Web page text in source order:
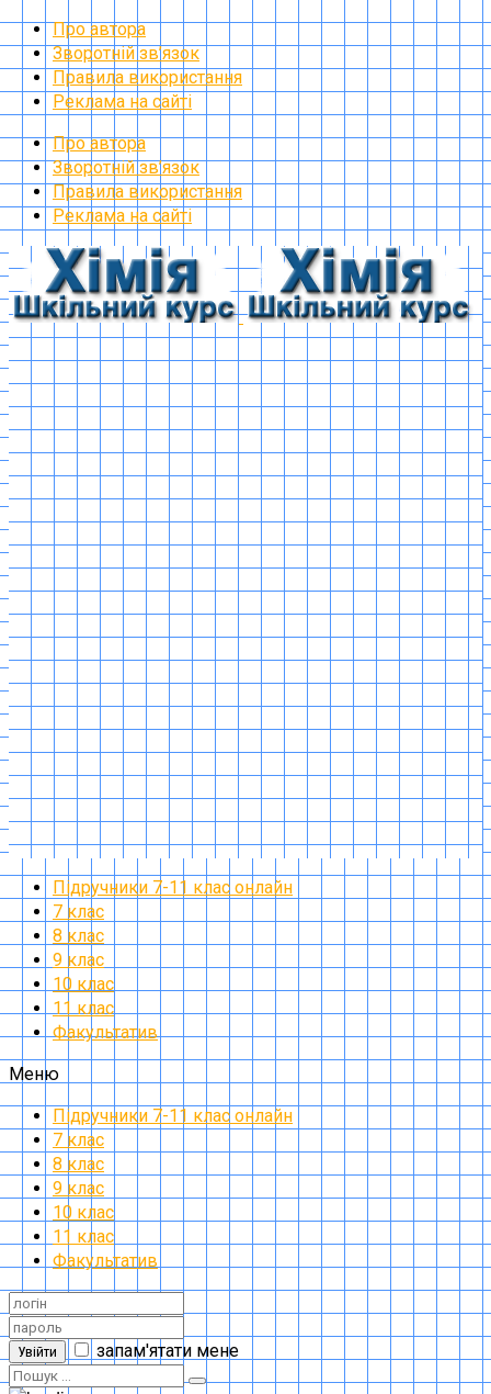
Про автора
Зворотній зв’язок
Правила використання
Реклама на сайті
Про автора
Зворотній зв’язок
Правила використання
Реклама на сайті
Підручники 7-11 клас онлайн
7 клас
8 клас
9 клас
10 клас
11 клас
Факультатив
Меню
Підручники 7-11 клас онлайн
7 клас
8 клас
9 клас
10 клас
11 клас
Факультатив
Увійти запам'ятати мене